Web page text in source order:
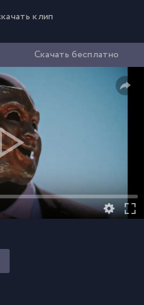
клип
Скачать бесплатно